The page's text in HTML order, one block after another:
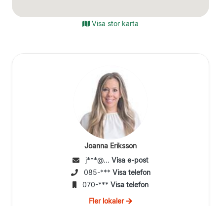
Visa stor karta
Joanna Eriksson
j***@... Visa e-post
085-*** Visa telefon
070-*** Visa telefon
Fler lokaler